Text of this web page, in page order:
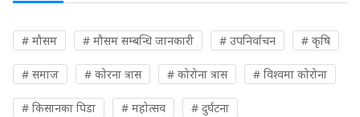
# मौसम # मौसम सम्बन्धि जानकारी # उपनिर्वाचन # कृषि
# समाज # कोरना त्रास # कोरोना त्रास # विश्वमा कोरोना
# किसानका पिडा # महोत्सव # दुर्घटना